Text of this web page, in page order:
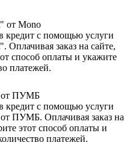
от Mono
кредит с помощью услуги
Оплачивая заказ на сайте,
способ оплаты и укажите
платежей.
от ПУМБ
кредит с помощью услуги
ПУМБ. Оплачивая заказ на
этот способ оплаты и
платежей.